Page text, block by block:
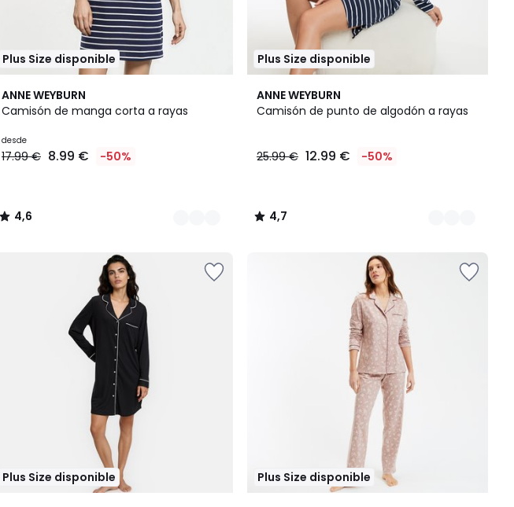
Plus Size disponible
ANNE WEYBURN
Camisón de manga corta a rayas
desde
17.99 € 8.99 € -50%
4,6
/ 5
3
Colores
4,6
/
Plus Size disponible
ANNE WEYBURN
Camisón de punto de algodón a rayas
25.99 € 12.99 € -50%
4,7
/ 5
3
Colores
4,7
/
Plus Size disponible Plus Size disponible